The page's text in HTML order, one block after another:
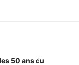
50 ans du